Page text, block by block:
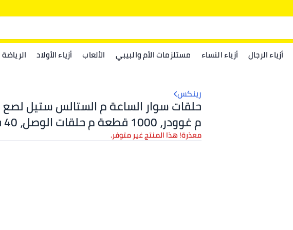
أزياء الرجال أزياء النساء مستلزمات الأم والبيبي الألعاب أزياء الأولاد الرياضة
رينكس
حلقات سوار الساعة م الستالس ستيل لصع
مشاك سرطا ، مع ملاقط محية وفتاحة
معذرة! هذا المنتج غير متوفر.